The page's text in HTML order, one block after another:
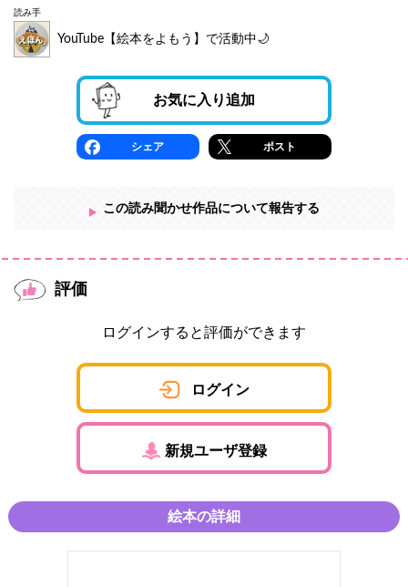
読み手
YouTube【絵本をよもう】で活動中🌙
お気に入り追加
シェア ポスト
この読み聞かせ作品について報告する
評価
ログインすると評価ができます
ログイン
新規ユーザ登録
絵本の詳細